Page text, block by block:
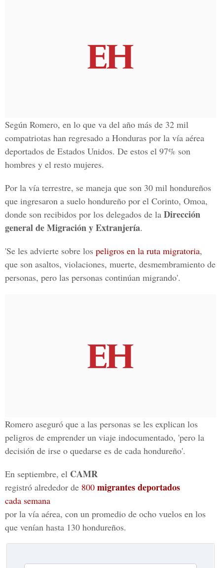
Según Romero, en lo que va del año más de 32 mil
compatriotas han regresado a Honduras por la vía aérea
deportados de Estados Unidos. De estos el 97% son
hombres y el resto mujeres.
Por la vía terrestre, se maneja que son 30 mil hondureños
que ingresaron a suelo hondureño por el Corinto, Omoa,
donde son recibidos por los delegados de la Dirección
general de Migración y Extranjería.
'Se les advierte sobre los peligros en la ruta migratoria,
que son asaltos, violaciones, muerte, desmembramiento de
personas, pero las personas continúan migrando'.
Romero aseguró que a las personas se les explican los
peligros de emprender un viaje indocumentado, 'pero la
decisión de irse o quedarse es de cada hondureño'.
En septiembre, el CAMR
registró alrededor de 800 migrantes deportados
cada semana
por la vía aérea, con un promedio de ocho vuelos en los
que venían hasta 130 hondureños.